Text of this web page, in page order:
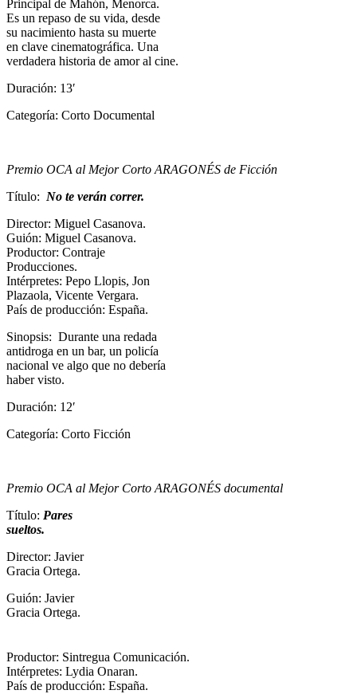
Principal de Mahón, Menorca.
Es un repaso de su vida, desde
su nacimiento hasta su muerte
en clave cinematográfica. Una
verdadera historia de amor al cine.
Duración: 13′
Categoría: Corto Documental
Premio OCA al Mejor Corto ARAGONÉS de Ficción
Título: No te verán correr.
Director: Miguel Casanova.
Guión: Miguel Casanova.
Productor: Contraje
Producciones.
Intérpretes: Pepo Llopis, Jon
Plazaola, Vicente Vergara.
País de producción: España.
Sinopsis: Durante una redada
antidroga en un bar, un policía
nacional ve algo que no debería
haber visto.
Duración: 12′
Categoría: Corto Ficción
Premio OCA al Mejor Corto ARAGONÉS documental
Título: Pares
sueltos.
Director: Javier
Gracia Ortega.
Guión: Javier
Gracia Ortega.
Productor: Sintregua Comunicación.
Intérpretes: Lydia Onaran.
País de producción: España.